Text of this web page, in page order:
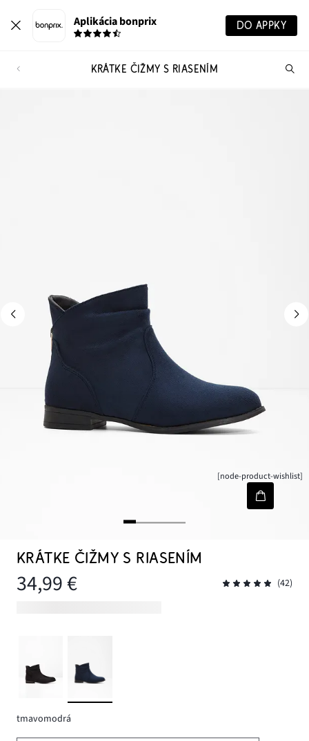
Aplikácia bonprix DO APPKY
KRÁTKE ČIŽMY S RIASENÍM
[node-product-wishlist]
KRÁTKE ČIŽMY S RIASENÍM
34,99 € (42)
tmavomodrá